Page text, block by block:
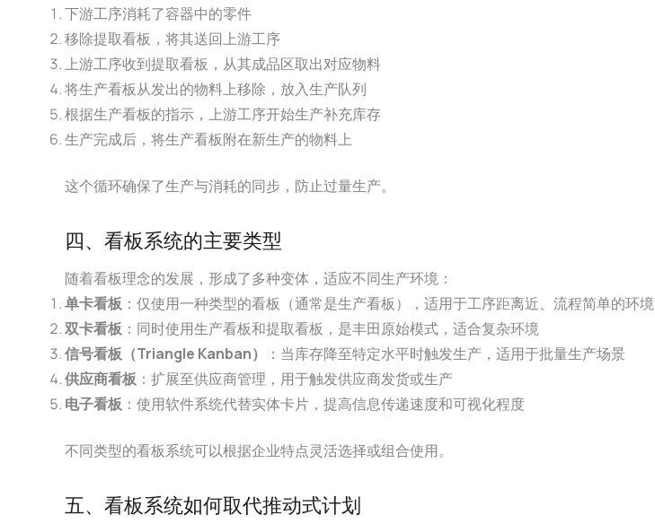
下游工序消耗了容器中的零件
移除提取看板，将其送回上游工序
上游工序收到提取看板，从其成品区取出对应物料
将生产看板从发出的物料上移除，放入生产队列
根据生产看板的指示，上游工序开始生产补充库存
生产完成后，将生产看板附在新生产的物料上
这个循环确保了生产与消耗的同步，防止过量生产。
四、看板系统的主要类型
随着看板理念的发展，形成了多种变体，适应不同生产环境：
单卡看板 ：仅使用一种类型的看板（通常是生产看板），适用于工序距离近、流程简单的环境
双卡看板 ：同时使用生产看板和提取看板，是丰田原始模式，适合复杂环境
信号看板（Triangle Kanban）
：当库存降至特定水平时触发生产，适用于批量生产场景
供应商看板 ：扩展至供应商管理，用于触发供应商发货或生产
电子看板 ：使用软件系统代替实体卡片，提高信息传递速度和可视化程度
不同类型的看板系统可以根据企业特点灵活选择或组合使用。
五、看板系统如何取代推动式计划